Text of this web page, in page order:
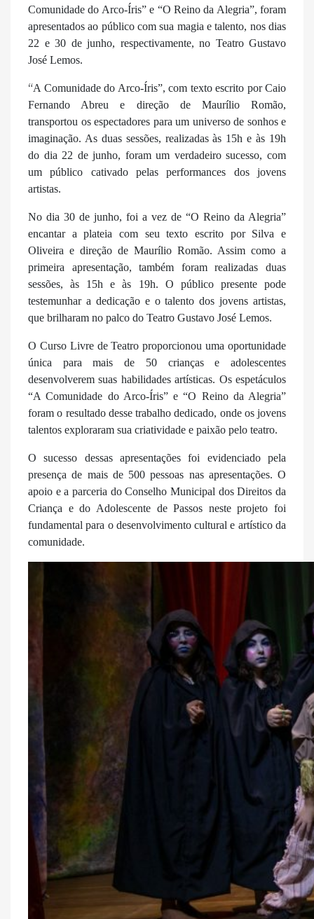
Comunidade do Arco-Íris” e “O Reino da Alegria”, foram
apresentados ao público com sua magia e talento, nos dias
22 e 30 de junho, respectivamente, no Teatro Gustavo
José Lemos.
“A Comunidade do Arco-Íris”, com texto escrito por Caio
Fernando Abreu e direção de Maurílio Romão,
transportou os espectadores para um universo de sonhos e
imaginação. As duas sessões, realizadas às 15h e às 19h
do dia 22 de junho, foram um verdadeiro sucesso, com
um público cativado pelas performances dos jovens
artistas.
No dia 30 de junho, foi a vez de “O Reino da Alegria”
encantar a plateia com seu texto escrito por Silva e
Oliveira e direção de Maurílio Romão. Assim como a
primeira apresentação, também foram realizadas duas
sessões, às 15h e às 19h. O público presente pode
testemunhar a dedicação e o talento dos jovens artistas,
que brilharam no palco do Teatro Gustavo José Lemos.
O Curso Livre de Teatro proporcionou uma oportunidade
única para mais de 50 crianças e adolescentes
desenvolverem suas habilidades artísticas. Os espetáculos
“A Comunidade do Arco-Íris” e “O Reino da Alegria”
foram o resultado desse trabalho dedicado, onde os jovens
talentos exploraram sua criatividade e paixão pelo teatro.
O sucesso dessas apresentações foi evidenciado pela
presença de mais de 500 pessoas nas apresentações. O
apoio e a parceria do Conselho Municipal dos Direitos da
Criança e do Adolescente de Passos neste projeto foi
fundamental para o desenvolvimento cultural e artístico da
comunidade.